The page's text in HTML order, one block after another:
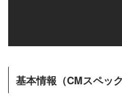
基本情報（CMスペッ